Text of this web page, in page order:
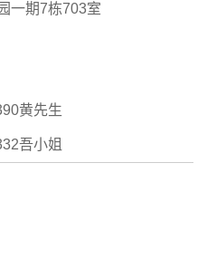
一期7栋703室
黄先生
吾小姐